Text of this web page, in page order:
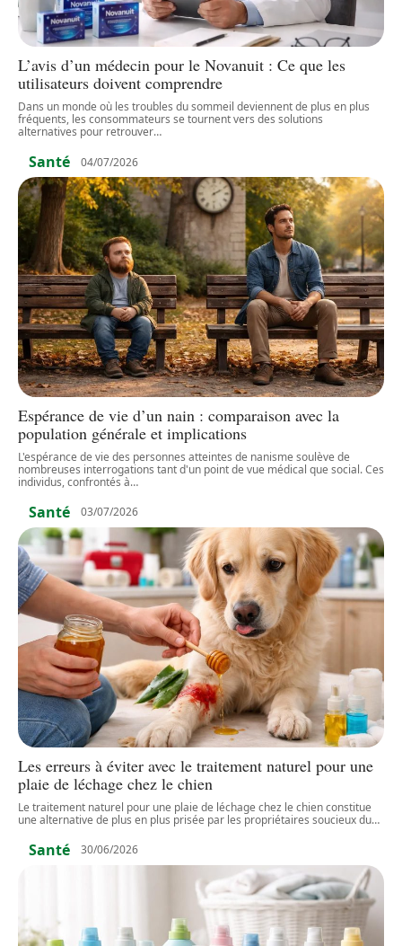
L’avis d’un médecin pour le Novanuit : Ce que les
utilisateurs doivent comprendre
Dans un monde où les troubles du sommeil deviennent de plus en plus
fréquents, les consommateurs se tournent vers des solutions
alternatives pour retrouver…
Santé 04/07/2026
Espérance de vie d’un nain : comparaison avec la
population générale et implications
L'espérance de vie des personnes atteintes de nanisme soulève de
nombreuses interrogations tant d'un point de vue médical que social. Ces
individus, confrontés à…
Santé 03/07/2026
Les erreurs à éviter avec le traitement naturel pour une
plaie de léchage chez le chien
Le traitement naturel pour une plaie de léchage chez le chien constitue
une alternative de plus en plus prisée par les propriétaires soucieux du…
Santé 30/06/2026